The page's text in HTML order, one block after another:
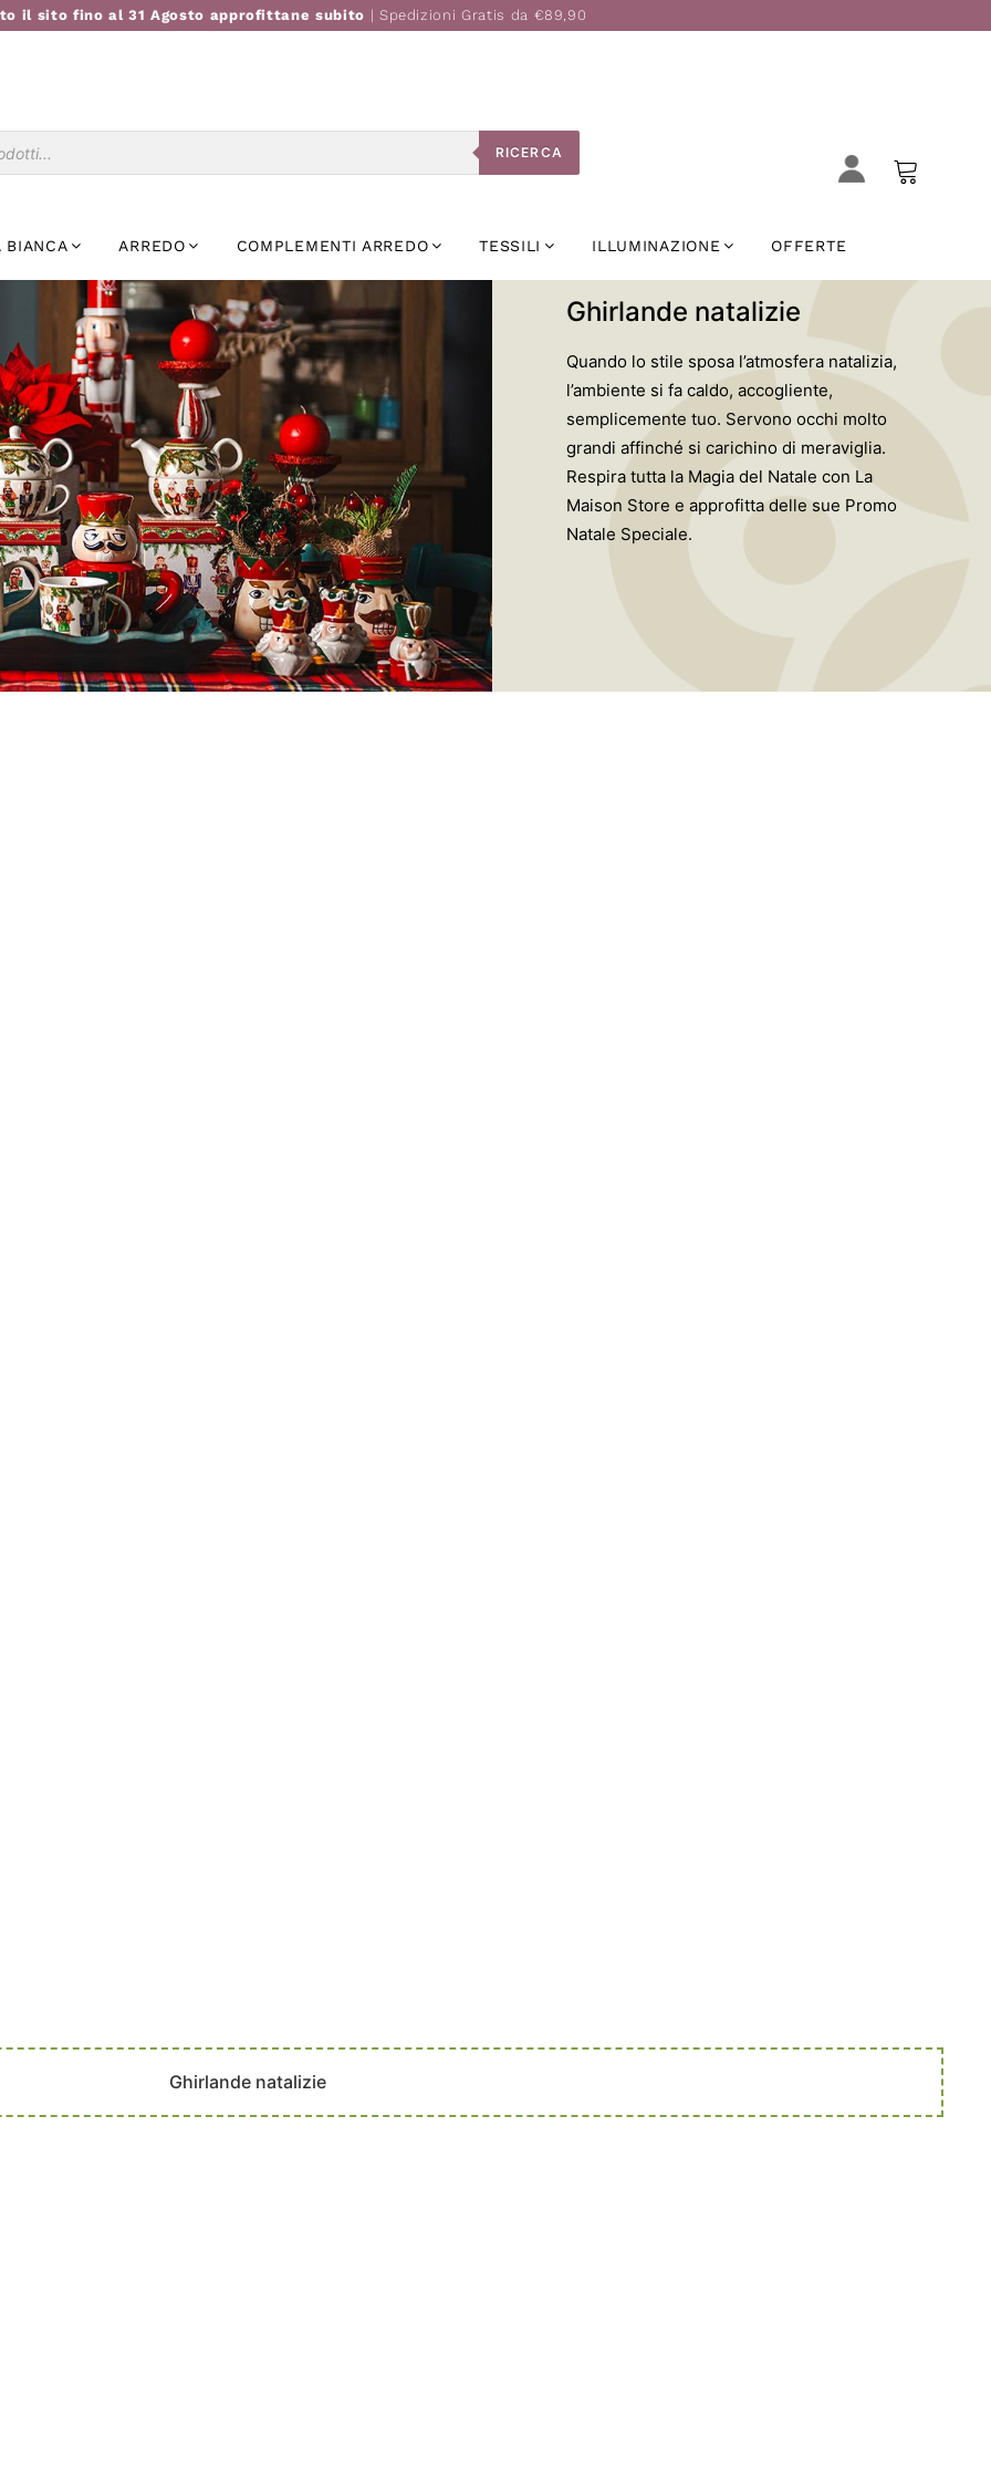
il sito fino al 31 Agosto approfittane subito | Spedizioni Gratis da €89,90
RICERCA
BIANCA ARREDO COMPLEMENTI ARREDO TESSILI ILLUMINAZIONE OFFERTE
Ghirlande natalizie
Quando lo stile sposa l’atmosfera natalizia,
l’ambiente si fa caldo, accogliente,
semplicemente tuo. Servono occhi molto
grandi affinché si carichino di meraviglia.
Respira tutta la Magia del Natale con La
Maison Store e approfitta delle sue Promo
Natale Speciale.
Ghirlande natalizie